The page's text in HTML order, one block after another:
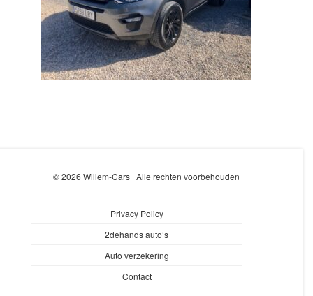
© 2026 Willem-Cars | Alle rechten voorbehouden
Privacy Policy
2dehands auto’s
Auto verzekering
Contact